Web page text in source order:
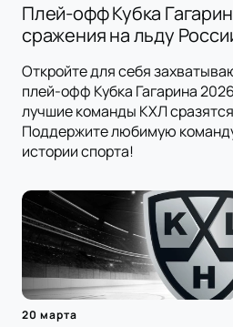
Плей-офф Кубка
сражения на льду
Откройте для себя
плей-офф Кубка Гагарина
лучшие команды КХЛ
Поддержите любимую
истории спорта!
20 марта